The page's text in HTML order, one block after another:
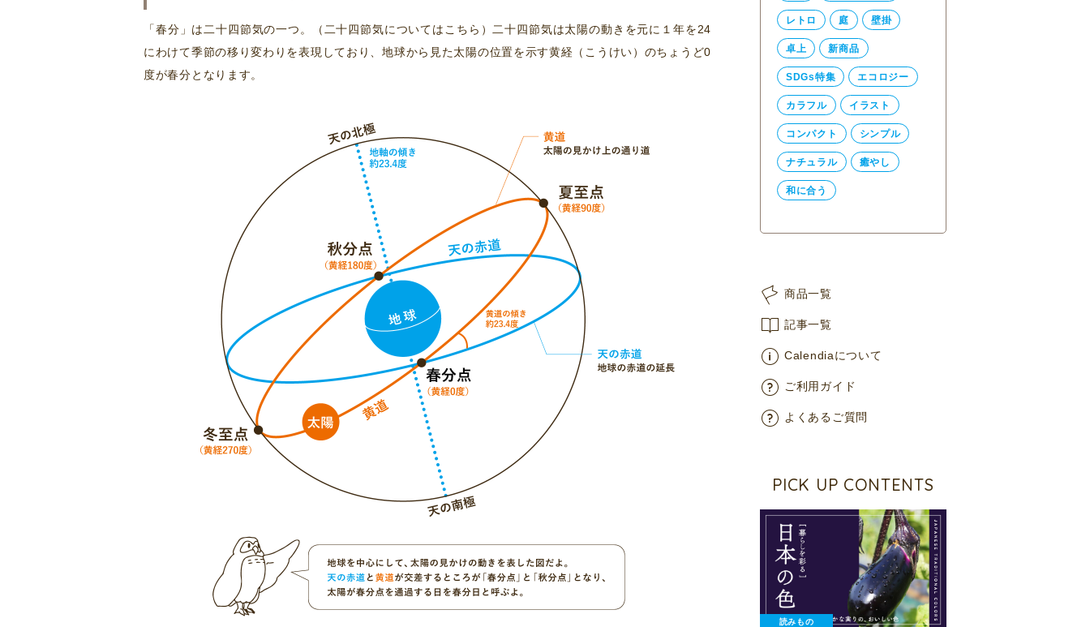
「春分」は二十四節気の一つ。（二十四節気については こちら ）二十四節気は太陽の動きを元に１年を24
にわけて季節の移り変わりを表現しており、地球から見た太陽の位置を示す黄経（こうけい）のちょうど0
度が春分となります。
レトロ 庭 壁掛
卓上 新商品
SDGs特集 エコロジー
カラフル イラスト
コンパクト シンプル
ナチュラル 癒やし
和に合う
商品一覧
記事一覧
Calendiaについて
ご利用ガイド
よくあるご質問
PICK UP CONTENTS
読みもの